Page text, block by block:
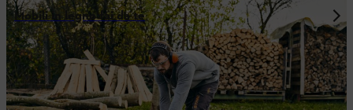
Mobili in legno fai da te